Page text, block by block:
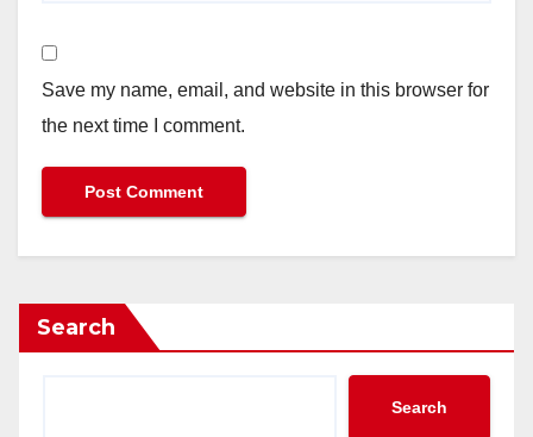
Save my name, email, and website in this browser for
the next time I comment.
Search
Search